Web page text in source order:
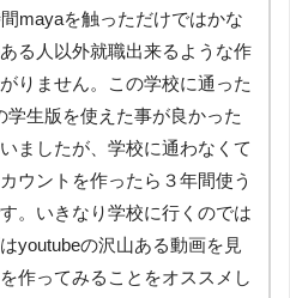
mayaを触っただけではかな
る人以外就職出来るような作
りません。この学校に通った
学生版を使えた事が良かった
ましたが、学校に通わなくて
ウントを作ったら３年間使う
。いきなり学校に行くのでは
youtubeの沢山ある動画を見
作ってみることをオススメし